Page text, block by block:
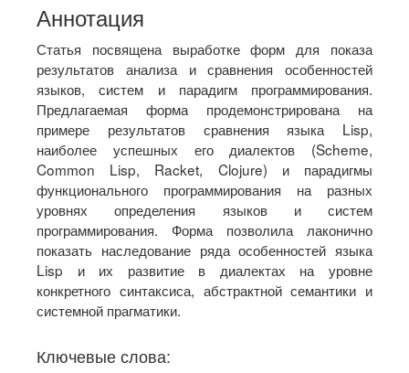
Аннотация
Статья посвящена выработке форм для показа
результатов анализа и сравнения особенностей
языков, систем и парадигм программирования.
Предлагаемая форма продемонстрирована на
примере результатов сравнения языка Lisp,
наиболее успешных его диалектов (Scheme,
Common Lisp, Racket, Clojure) и парадигмы
функционального программирования на разных
уровнях определения языков и систем
программирования. Форма позволила лаконично
показать наследование ряда особенностей языка
Lisp и их развитие в диалектах на уровне
конкретного синтаксиса, абстрактной семантики и
системной прагматики.
Ключевые слова: